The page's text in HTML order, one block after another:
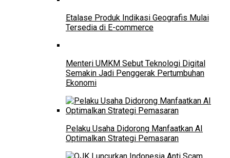
Etalase Produk Indikasi Geografis Mulai
Tersedia di E-commerce
Menteri UMKM Sebut Teknologi Digital
Semakin Jadi Penggerak Pertumbuhan
Ekonomi
Pelaku Usaha Didorong Manfaatkan AI
Optimalkan Strategi Pemasaran